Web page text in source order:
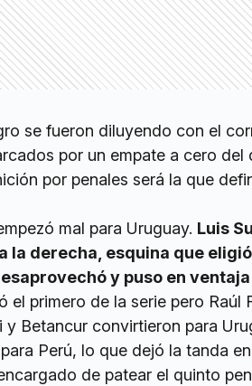
se fueron diluyendo con el
por un empate a cero del
por penales será la que
mal para Uruguay. Luis
la derecha, esquina que
y puso en
el primero de la serie pero Raúl
y Betancur convirtieron para
Perú, lo que dejó la tanda
de patear el quinto